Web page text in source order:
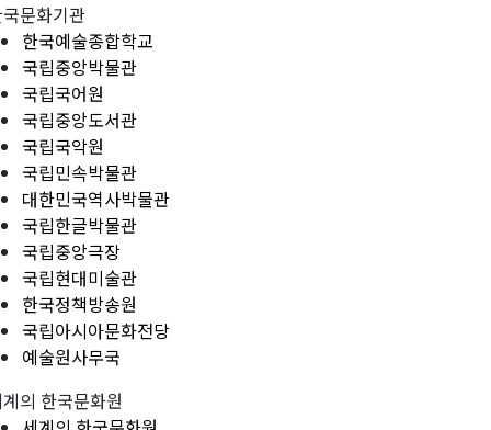
문화기관
한국예술종합학교
국립중앙박물관
국립국어원
국립중앙도서관
국립국악원
국립민속박물관
대한민국역사박물관
국립한글박물관
국립중앙극장
국립현대미술관
한국정책방송원
국립아시아문화전당
예술원사무국
의 한국문화원